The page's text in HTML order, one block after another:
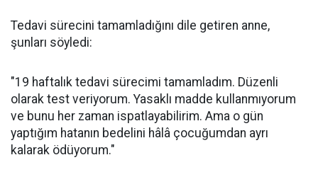
Tedavi sürecini tamamladığını dile getiren anne,
şunları söyledi:
"19 haftalık tedavi sürecimi tamamladım. Düzenli
olarak test veriyorum. Yasaklı madde kullanmıyorum
ve bunu her zaman ispatlayabilirim. Ama o gün
yaptığım hatanın bedelini hâlâ çocuğumdan ayrı
kalarak ödüyorum."